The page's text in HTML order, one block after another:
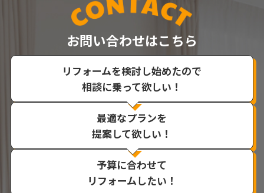
お問い合わせはこちら
リフォームを検討し始めたので
相談に乗って欲しい！
最適なプランを
提案して欲しい！
予算に合わせて
リフォームしたい！